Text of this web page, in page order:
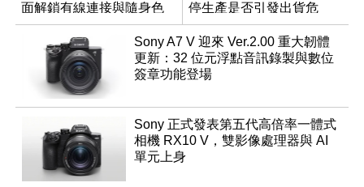
面解鎖有線連接與隨身色
調編輯
停生產是否引發出貨危
機？
Sony A7 V 迎來 Ver.2.00 重大韌體
更新：32 位元浮點音訊錄製與數位
簽章功能登場
Sony 正式發表第五代高倍率一體式
相機 RX10 V，雙影像處理器與 AI
單元上身